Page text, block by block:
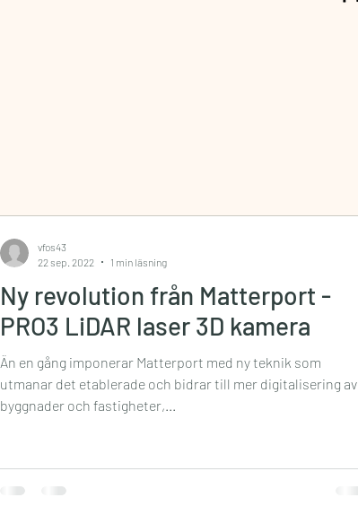
Ny revolution från Matterport -
PRO3 LiDAR laser 3D kamera
Än en gång imponerar Matterport med ny teknik som
utmanar det etablerade och bidrar till mer digitalisering av
byggnader och fastigheter,...
vfos43
22 sep. 2022
1 min läsning